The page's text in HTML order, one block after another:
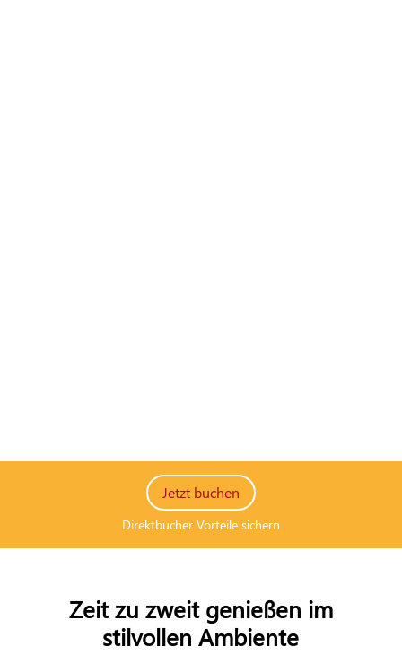
Jetzt buchen
Direktbucher Vorteile sichern
Zeit zu zweit genießen im
stilvollen Ambiente